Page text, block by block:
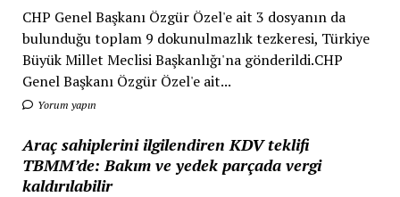
CHP Genel Başkanı Özgür Özel'e ait 3 dosyanın da
bulunduğu toplam 9 dokunulmazlık tezkeresi, Türkiye
Büyük Millet Meclisi Başkanlığı'na gönderildi.CHP
Genel Başkanı Özgür Özel'e ait...
Yorum yapın
Araç sahiplerini ilgilendiren KDV teklifi
TBMM’de: Bakım ve yedek parçada vergi
kaldırılabilir